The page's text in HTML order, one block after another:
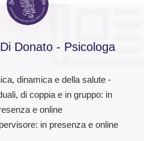
Donato - Psicologa
dinamica e della salute -
di coppia e in gruppo: in
e online
in presenza e online